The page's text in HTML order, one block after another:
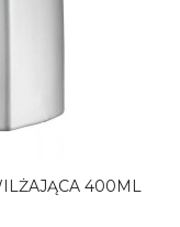
400ML